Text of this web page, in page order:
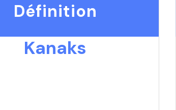
Définition
Kanaks